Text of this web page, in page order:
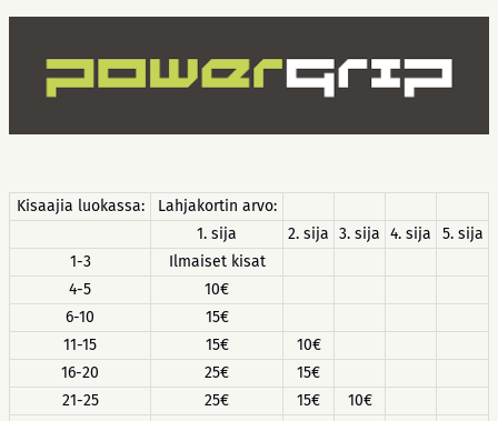
Kisaajia luokassa:
Lahjakortin arvo:
1. sija
2. sija 3. sija 4. sija
5. sija
1-3
Ilmaiset kisat
4-5
10€
6-10
15€
11-15
15€
10€
16-20
25€
15€
21-25
25€ 15€
10€